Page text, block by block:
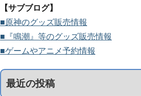
【サブブログ】
■原神のグッズ販売情報
■『鳴潮』等のグッズ販売情報
■ゲームやアニメ予約情報
最近の投稿